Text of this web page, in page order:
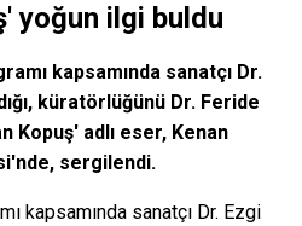
yoğun ilgi buldu
kapsamında sanatçı Dr.
küratörlüğünü Dr. Feride
Kopuş' adlı eser, Kenan
sergilendi.
kapsamında sanatçı Dr. Ezgi